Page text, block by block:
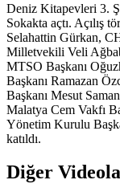
Deniz Kitapevleri 3.
Sokakta açtı. Açılış
Selahattin Gürkan,
Milletvekili Veli
MTSO Başkanı
Başkanı Ramazan
Başkanı Mesut
Malatya Cem Vakfı
Yönetim Kurulu
katıldı.
Diğer